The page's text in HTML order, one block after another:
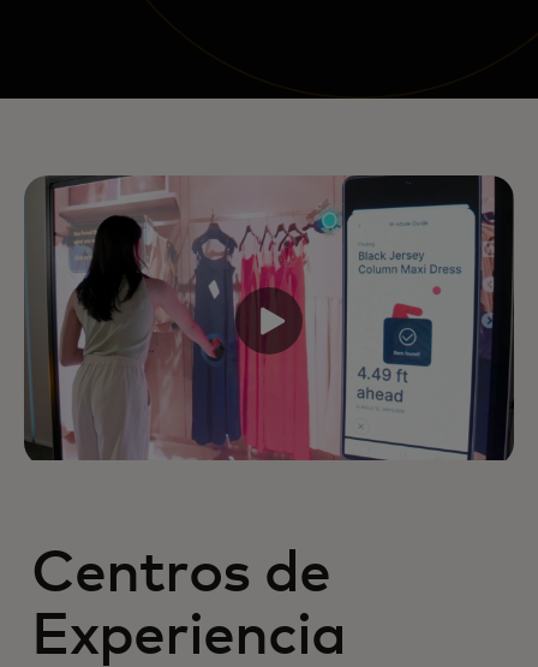
Centros de
Experiencia